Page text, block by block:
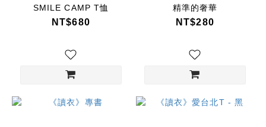
SMILE CAMP T恤
NT$680
精準的奢華
NT$280